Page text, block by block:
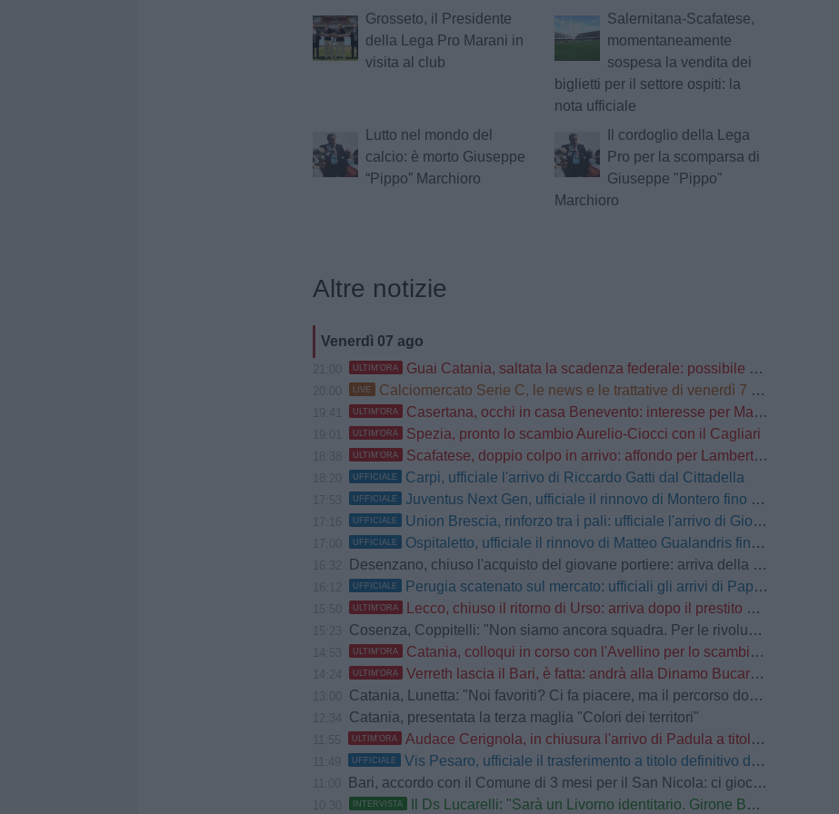
Grosseto, il Presidente
della Lega Pro Marani in
visita al club
Salernitana-Scafatese,
momentaneamente
sospesa la vendita dei
biglietti per il settore ospiti: la
nota ufficiale
Lutto nel mondo del
calcio: è morto Giuseppe
“Pippo” Marchioro
Il cordoglio della Lega
Pro per la scomparsa di
Giuseppe "Pippo"
Marchioro
Altre notizie
Venerdì 07 ago
ULTIM'ORA Guai Catania, saltata la scadenza federale: possibile penalizzazione in classifica
LIVE Calciomercato Serie C, le news e le trattative di venerdì 7 agosto | LIVE
ULTIM'ORA Casertana, occhi in casa Benevento: interesse per Manconi, Carfora e Mehic
ULTIM'ORA Spezia, pronto lo scambio Aurelio-Ciocci con il Cagliari
ULTIM'ORA Scafatese, doppio colpo in arrivo: affondo per Lamberti e Manzi
UFFICIALE Carpi, ufficiale l'arrivo di Riccardo Gatti dal Cittadella
UFFICIALE Juventus Next Gen, ufficiale il rinnovo di Montero fino al 2028
UFFICIALE Union Brescia, rinforzo tra i pali: ufficiale l'arrivo di Gioele Zacchi
UFFICIALE Ospitaletto, ufficiale il rinnovo di Matteo Gualandris fino al 2028
Desenzano, chiuso l'acquisto del giovane portiere: arriva della Cremonese
UFFICIALE Perugia scatenato sul mercato: ufficiali gli arrivi di Papazov e Conti
ULTIM'ORA Lecco, chiuso il ritorno di Urso: arriva dopo il prestito alla Reggiana
Cosenza, Coppitelli: "Non siamo ancora squadra. Per le rivoluzioni non si attende l'inizio della stagione"
ULTIM'ORA Catania, colloqui in corso con l'Avellino per lo scambio Jimenez-Patierno: i rossazzurri chiedono un conguaglio economico
ULTIM'ORA Verreth lascia il Bari, è fatta: andrà alla Dinamo Bucarest, 200K ai pugliesi
Catania, Lunetta: "Noi favoriti? Ci fa piacere, ma il percorso dobbiamo tracciarlo sul campo"
Catania, presentata la terza maglia "Colori dei territori"
ULTIM'ORA Audace Cerignola, in chiusura l'arrivo di Padula a titolo definitivo
UFFICIALE Vis Pesaro, ufficiale il trasferimento a titolo definitivo di Ascione dal Venezia
Bari, accordo con il Comune di 3 mesi per il San Nicola: ci giocherà anche il Monopoli
INTERVISTA Il Ds Lucarelli: "Sarà un Livorno identitario. Girone B? Equilibrato e difficile"